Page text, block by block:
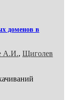
доменов в
А.И., Щиголев